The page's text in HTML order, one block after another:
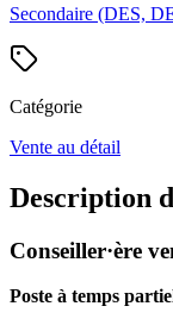
Secondaire (DES,
Catégorie
Vente au détail
Description
Conseiller·ère
Poste à temps